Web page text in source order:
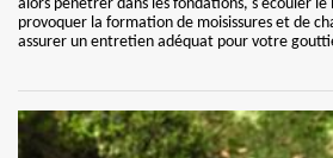
alors pénétrer dans les fondations, s'écouler le
provoquer la formation de moisissures et de
assurer un entretien adéquat pour votre